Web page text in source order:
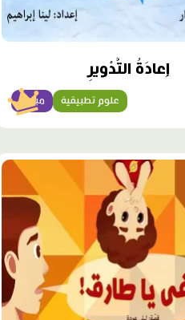
إِعادَةُ التَّدْويرِ
مبتدئ علوم تطبيقية